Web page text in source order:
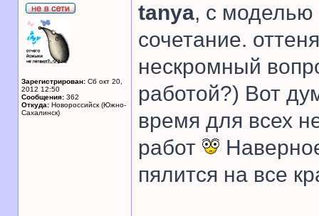
Зарегистрирован: Сб окт 20,
2012 12:50
Сообщения: 362
Откуда: Новороссийск (Южно-
Сахалинск)
tanya, с моделью
сочетание.
нескромный
работой?) Вот
время для всех
работ
пялится на все